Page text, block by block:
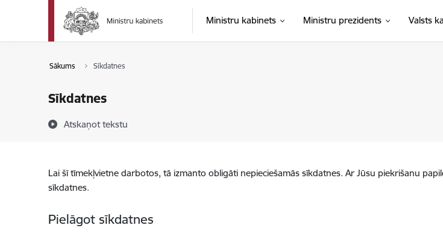
Pāriet uz lapas saturu
Ministru kabinets Ministru prezidents Valsts
Sākums Sīkdatnes
Sīkdatnes
Atskaņot tekstu
Lai šī tīmekļvietne darbotos, tā izmanto obligāti nepieciešamās sīkdatnes. Ar Jūsu piekrišanu
sīkdatnes.
Pielāgot sīkdatnes